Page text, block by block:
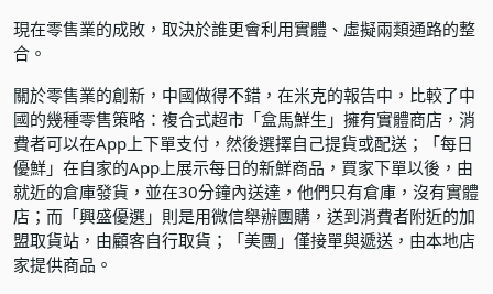
現在零售業的成敗，取決於誰更會利用實體、虛擬兩類通路的整
合。
關於零售業的創新，中國做得不錯，在米克的報告中，比較了中
國的幾種零售策略：複合式超市「盒馬鮮生」擁有實體商店，消
費者可以在App上下單支付，然後選擇自己提貨或配送；「每日
優鮮」在自家的App上展示每日的新鮮商品，買家下單以後，由
就近的倉庫發貨，並在30分鐘內送達，他們只有倉庫，沒有實體
店；而「興盛優選」則是用微信舉辦團購，送到消費者附近的加
盟取貨站，由顧客自行取貨；「美團」僅接單與遞送，由本地店
家提供商品。